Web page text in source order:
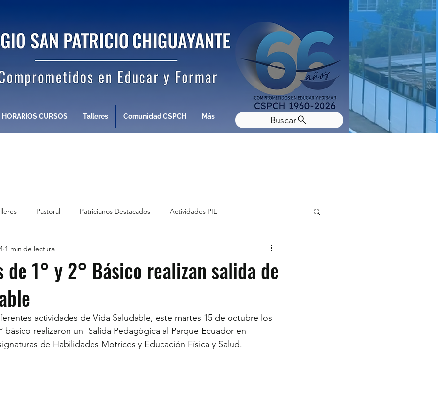
HORARIOS CURSOS Talleres Comunidad CSPCH Más Buscar
Pastoral Patricianos Destacados Actividades PIE
de 1° y 2° Básico realizan salida de
1 min de lectura
actividades de Vida Saludable, este martes 15 de octubre los
básico realizaron un  Salida Pedagógica al Parque Ecuador en
de Habilidades Motrices y Educación Física y Salud.